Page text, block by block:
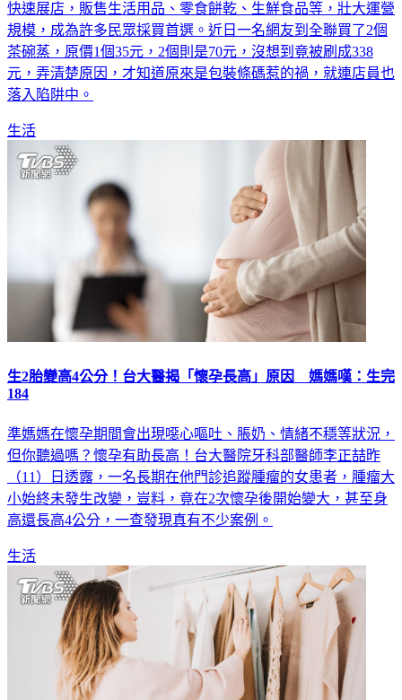
快速展店，販售生活用品、零食餅乾、生鮮食品等，壯大運營
規模，成為許多民眾採買首選。近日一名網友到全聯買了2個
茶碗蒸，原價1個35元，2個則是70元，沒想到竟被刷成338
元，弄清楚原因，才知道原來是包裝條碼惹的禍，就連店員也
落入陷阱中。
生活
生2胎變高4公分！台大醫揭「懷孕長高」原因 媽媽嘆：生完
184
準媽媽在懷孕期間會出現噁心嘔吐、脹奶、情緒不穩等狀況，
但你聽過嗎？懷孕有助長高！台大醫院牙科部醫師李正喆昨
（11）日透露，一名長期在他門診追蹤腫瘤的女患者，腫瘤大
小始終未發生改變，豈料，竟在2次懷孕後開始變大，甚至身
高還長高4公分，一查發現真有不少案例。
生活